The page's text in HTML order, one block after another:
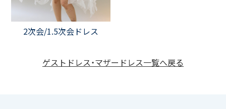
2次会/1.5次会ドレス
ゲストドレス・マザードレス一覧へ戻る